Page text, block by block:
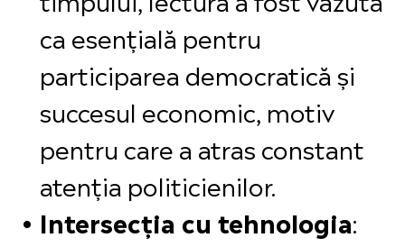
ca esențială pentru
participarea democratică și
succesul economic, motiv
pentru care a atras constant
atenția politicienilor.
Intersecția cu tehnologia: